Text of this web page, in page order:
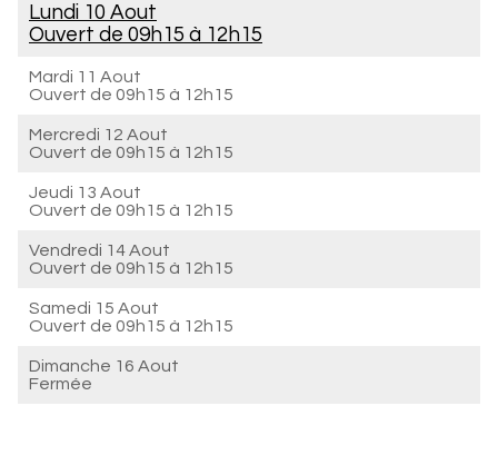
Lundi 10 Aout
Ouvert de 09h15 à 12h15
Mardi 11 Aout
Ouvert de 09h15 à 12h15
Mercredi 12 Aout
Ouvert de 09h15 à 12h15
Jeudi 13 Aout
Ouvert de 09h15 à 12h15
Vendredi 14 Aout
Ouvert de 09h15 à 12h15
Samedi 15 Aout
Ouvert de 09h15 à 12h15
Dimanche 16 Aout
Fermée